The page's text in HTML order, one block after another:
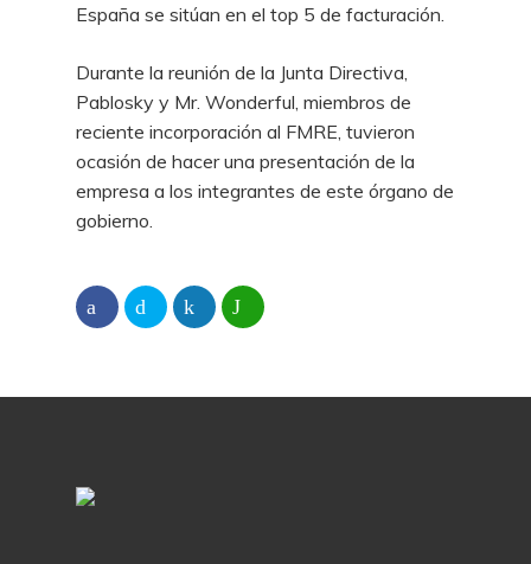
España se sitúan en el top 5 de facturación.
Durante la reunión de la Junta Directiva,
Pablosky y Mr. Wonderful, miembros de
reciente incorporación al FMRE, tuvieron
ocasión de hacer una presentación de la
empresa a los integrantes de este órgano de
gobierno.